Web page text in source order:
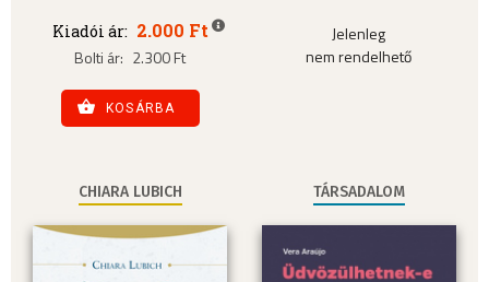
Kiadói ár: 2.000 Ft
Bolti ár: 2.300 Ft
KOSÁRBA
Jelenleg
nem rendelhető
CHIARA LUBICH TÁRSADALOM